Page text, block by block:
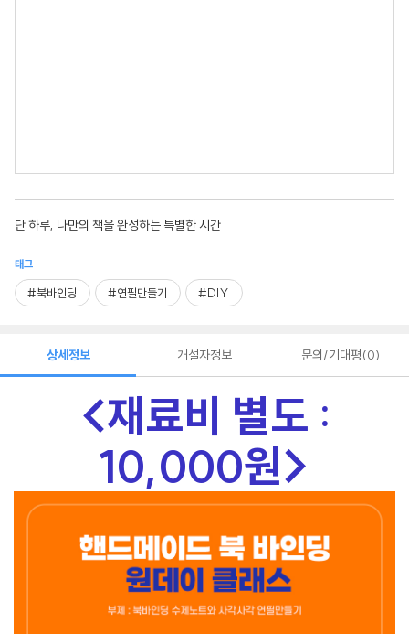
단 하루, 나만의 책을 완성하는 특별한 시간
태그
#북바인딩 #연필만들기 #DIY
상세정보
<재료비 별도 :
10,000원>
개설자정보 문의/기대평 0